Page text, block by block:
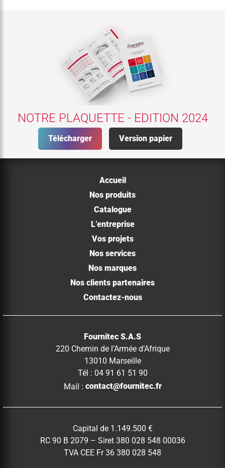
NOTRE PLAQUETTE - EDITION 2024
Télécharger Version papier
Accueil
Nos produits
Catalogue
L’entreprise
Vos projets
Nos services
Nos marques
Nos clients partenaires
Contactez-nous
Fournitec S.A.S
220 Chemin de l’Armée d’Afrique
13010 Marseille
Tél : 04 91 61 51 90
Mail : contact@fournitec.fr
Capital de 1.149.500 €
RC 90 B 2079 – Siret 380 028 548 00036
TVA CEE Fr 36 380 028 548